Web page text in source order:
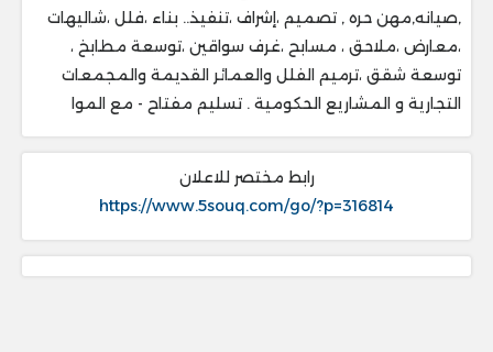
,صيانه,مهن حره , تصميم ،إشراف ،تنفيذ.. ‎بناء ،فلل ،شاليهات
،معارض ،ملاحق ، ‎مسابح ،غرف سواقين ،توسعة مطابخ ،
‎توسعة شقق ،ترميم الفلل والعمائر القديمة والمجمعات
التجارية و المشاريع الحكومية . ‎تسليم مفتاح - مع الموا
رابط مختصر للاعلان
https://www.5souq.com/go/?p=316814